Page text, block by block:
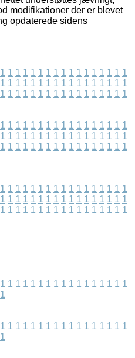
modifikationer der er blevet
opdaterede sidens
1 1 1 1 1 1 1 1 1 1 1 1 1 1 1 1 1
1 1 1 1 1 1 1 1 1 1 1 1 1 1 1 1 1
1 1 1 1 1 1 1 1 1 1 1 1 1 1 1 1 1
1 1 1 1 1 1 1 1 1 1 1 1 1 1 1 1 1
1 1 1 1 1 1 1 1 1 1 1 1 1 1 1 1 1
1 1 1 1 1 1 1 1 1 1 1 1 1 1 1 1 1
1 1 1 1 1 1 1 1 1 1 1 1 1 1 1 1 1
1 1 1 1 1 1 1 1 1 1 1 1 1 1 1 1 1
1 1 1 1 1 1 1 1 1 1 1 1 1 1 1 1 1
1 1 1 1 1 1 1 1 1 1 1 1 1 1 1 1 1
1
1 1 1 1 1 1 1 1 1 1 1 1 1 1 1 1 1
1